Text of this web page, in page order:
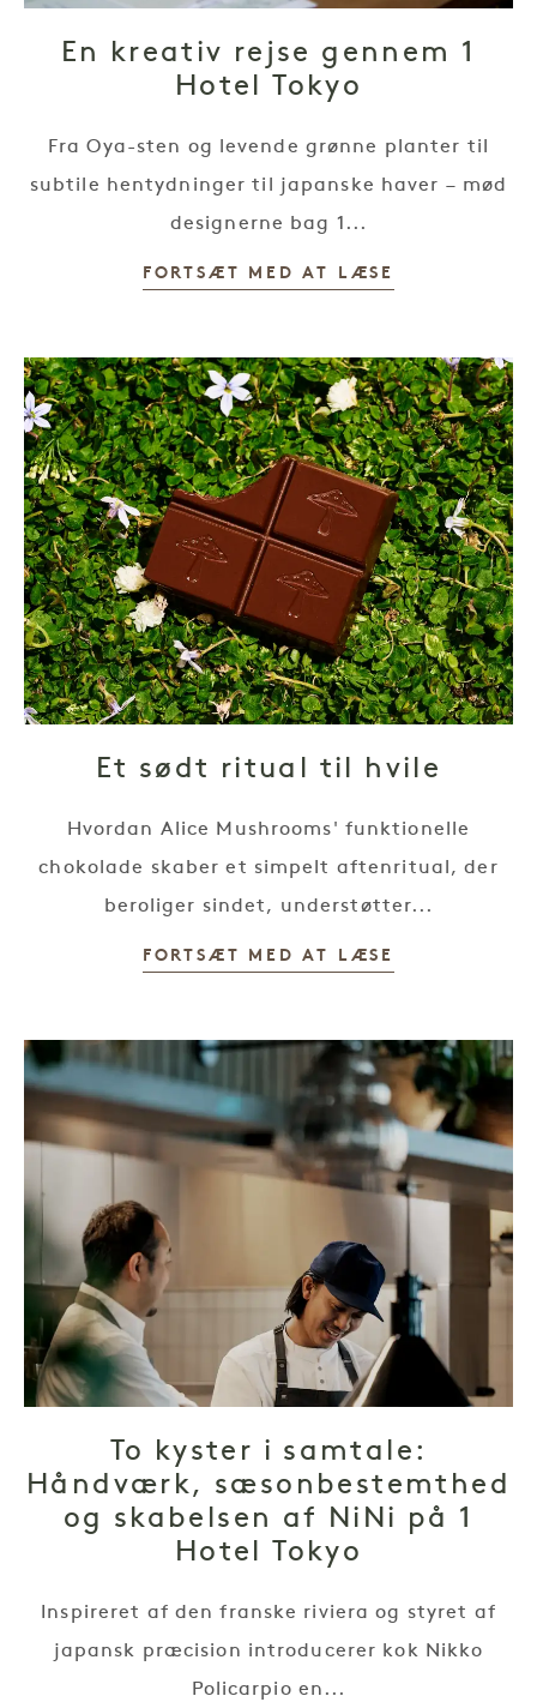
En kreativ rejse gennem 1
Hotel Tokyo
Fra Oya-sten og levende grønne planter til
subtile hentydninger til japanske haver – mød
designerne bag 1...
FORTSÆT MED AT LÆSE
Et sødt ritual til hvile
Hvordan Alice Mushrooms' funktionelle
chokolade skaber et simpelt aftenritual, der
beroliger sindet, understøtter...
FORTSÆT MED AT LÆSE
To kyster i samtale:
Håndværk, sæsonbestemthed
og skabelsen af NiNi på 1
Hotel Tokyo
Inspireret af den franske riviera og styret af
japansk præcision introducerer kok Nikko
Policarpio en...